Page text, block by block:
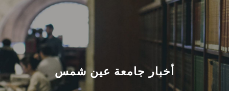
الرئيسيـة
عن الجامعة
القطاعـات أخبار جامعة عين شمس